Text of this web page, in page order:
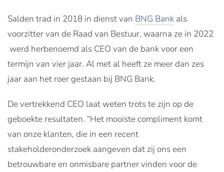
Salden trad in 2018 in dienst van BNG Bank als
voorzitter van de Raad van Bestuur, waarna ze in 2022
werd herbenoemd als CEO van de bank voor een
termijn van vier jaar. Al met al heeft ze meer dan zes
jaar aan het roer gestaan bij BNG Bank.
De vertrekkend CEO laat weten trots te zijn op de
geboekte resultaten. “Het mooiste compliment komt
van onze klanten, die in een recent
stakeholderonderzoek aangeven dat zij ons een
betrouwbare en onmisbare partner vinden voor de